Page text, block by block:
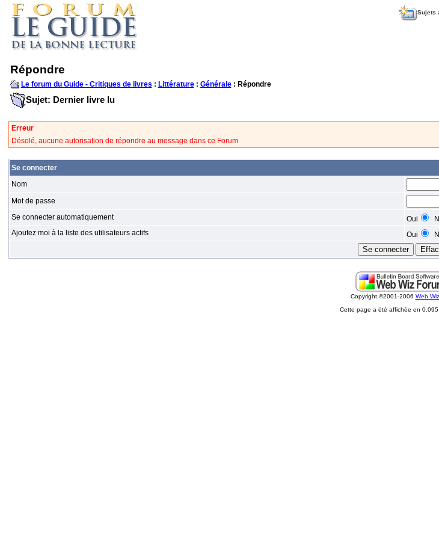
Sujets
Répondre
Le forum du Guide - Critiques de livres : Littérature: Générale: Répondre
Sujet: Dernier livre lu
Erreur
Désolé, aucune autorisation de répondre au message dans ce Forum
Se connecter
Nom
Mot de passe
Se connecter automatiquement
Oui
Ajoutez moi à la liste des utilisateurs actifs
Oui
Copyright ©2001-2006 Web
Cette page a été affichée en 0.095